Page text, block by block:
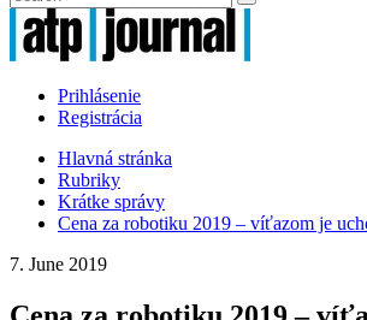
Prihlásenie
Registrácia
Hlavná stránka
Rubriky
Krátke správy
Cena za robotiku 2019 – víťazom je
7. June 2019